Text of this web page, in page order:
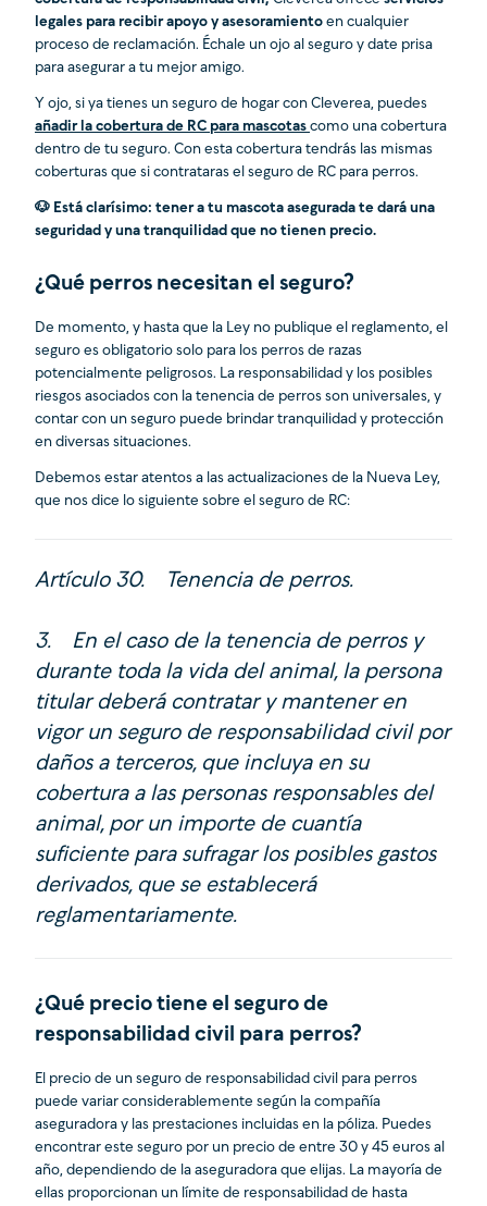
legales para recibir apoyo y asesoramiento en cualquier
proceso de reclamación. Échale un ojo al seguro y date prisa
para asegurar a tu mejor amigo.
Y ojo, si ya tienes un seguro de hogar con Cleverea, puedes
añadir la cobertura de RC para mascotas como una cobertura
dentro de tu seguro. Con esta cobertura tendrás las mismas
coberturas que si contrataras el seguro de RC para perros.
🐶 Está clarísimo: tener a tu mascota asegurada te dará una
seguridad y una tranquilidad que no tienen precio.
¿Qué perros necesitan el seguro?
De momento, y hasta que la Ley no publique el reglamento, el
seguro es obligatorio solo para los perros de razas
potencialmente peligrosos. La responsabilidad y los posibles
riesgos asociados con la tenencia de perros son universales, y
contar con un seguro puede brindar tranquilidad y protección
en diversas situaciones.
Debemos estar atentos a las actualizaciones de la Nueva Ley,
que nos dice lo siguiente sobre el seguro de RC:
Artículo 30. Tenencia de perros.
3. En el caso de la tenencia de perros y
durante toda la vida del animal, la persona
titular deberá contratar y mantener en
vigor un seguro de responsabilidad civil por
daños a terceros, que incluya en su
cobertura a las personas responsables del
animal, por un importe de cuantía
suficiente para sufragar los posibles gastos
derivados, que se establecerá
reglamentariamente.
¿Qué precio tiene el seguro de
responsabilidad civil para perros?
El precio de un seguro de responsabilidad civil para perros
puede variar considerablemente según la compañía
aseguradora y las prestaciones incluidas en la póliza. Puedes
encontrar este seguro por un precio de entre 30 y 45 euros al
año, dependiendo de la aseguradora que elijas. La mayoría de
ellas proporcionan un límite de responsabilidad de hasta